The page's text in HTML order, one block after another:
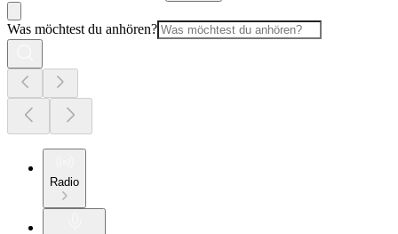
Was möchtest du anhören?
Radio